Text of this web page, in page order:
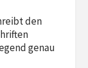
den
genau